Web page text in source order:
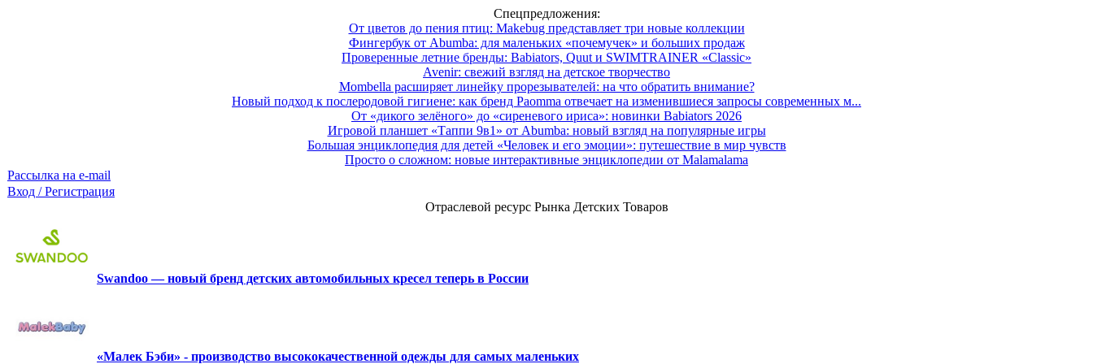
Спецпредложения:
От цветов до пения птиц: Makebug представляет три новые коллекции
Фингербук от Abumba: для маленьких «почемучек» и больших продаж
Проверенные летние бренды: Babiators, Quut и SWIMTRAINER «Classic»
Avenir: свежий взгляд на детское творчество
Mombella расширяет линейку прорезывателей: на что обратить внимание?
Новый подход к послеродовой гигиене: как бренд Paomma отвечает на изменившиеся запросы современных м...
От «дикого зелёного» до «сиреневого ириса»: новинки Babiators 2026
Игровой планшет «Таппи 9в1» от Abumba: новый взгляд на популярные игры
Большая энциклопедия для детей «Человек и его эмоции»: путешествие в мир чувств
Просто о сложном: новые интерактивные энциклопедии от Malamalama
Рассылка на e-mail
Вход / Регистрация
Отраслевой ресурс Рынка Детских Товаров
Swandoo — новый бренд детских автомобильных кресел теперь в России
«Малек Бэби» - производство высококачественной одежды для самых маленьких